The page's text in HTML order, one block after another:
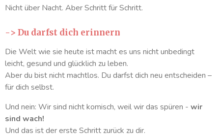
Nicht über Nacht. Aber Schritt für Schritt.
-> Du darfst dich erinnern
Die Welt wie sie heute ist macht es uns nicht unbedingt
leicht, gesund und glücklich zu leben.
Aber du bist nicht machtlos. Du darfst dich neu entscheiden –
für dich selbst.
Und nein: Wir sind nicht komisch, weil wir das spüren - wir
sind wach!
Und das ist der erste Schritt zurück zu dir.